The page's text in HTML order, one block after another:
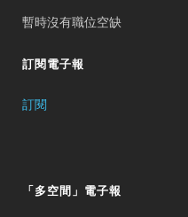
暫時沒有職位空缺
訂閱電子報
訂閱
「多空間」電子報